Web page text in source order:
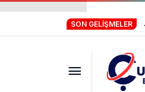
SON GELIŞMELER
Vahap Seçer,